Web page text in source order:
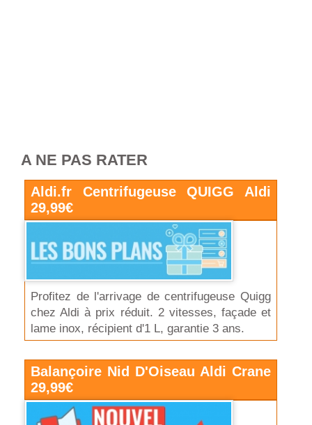
A NE PAS RATER
Aldi.fr Centrifugeuse QUIGG Aldi
29,99€
Profitez de l'arrivage de centrifugeuse Quigg
chez Aldi à prix réduit. 2 vitesses, façade et
lame inox, récipient d'1 L, garantie 3 ans.
Balançoire Nid D'Oiseau Aldi Crane
29,99€